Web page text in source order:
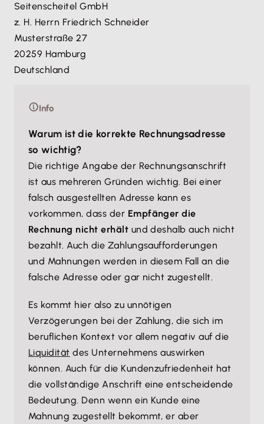
Seitenscheitel GmbH
z. H. Herrn Friedrich Schneider
Musterstraße 27
20259 Hamburg
Deutschland
Info
Warum ist die korrekte Rechnungsadresse
so wichtig?
Die richtige Angabe der Rechnungsanschrift
ist aus mehreren Gründen wichtig. Bei einer
falsch ausgestellten Adresse kann es
vorkommen, dass der Empfänger die
Rechnung nicht erhält und deshalb auch nicht
bezahlt. Auch die Zahlungsaufforderungen
und Mahnungen werden in diesem Fall an die
falsche Adresse oder gar nicht zugestellt.
Es kommt hier also zu unnötigen
Verzögerungen bei der Zahlung, die sich im
beruflichen Kontext vor allem negativ auf die
Liquidität des Unternehmens auswirken
können. Auch für die Kundenzufriedenheit hat
die vollständige Anschrift eine entscheidende
Bedeutung. Denn wenn ein Kunde eine
Mahnung zugestellt bekommt, er aber